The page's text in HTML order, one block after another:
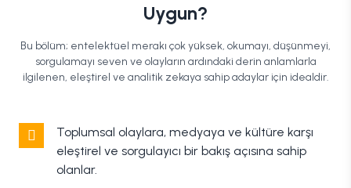
Uygun?
Bu bölüm; entelektüel merakı çok yüksek, okumayı, düşünmeyi,
sorgulamayı seven ve olayların ardındaki derin anlamlarla
ilgilenen, eleştirel ve analitik zekaya sahip adaylar için idealdir.
Toplumsal olaylara, medyaya ve kültüre karşı
eleştirel ve sorgulayıcı bir bakış açısına sahip
olanlar.